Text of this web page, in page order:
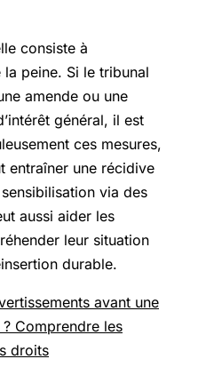
consiste à
peine. Si le tribunal
amende ou une
général, il est
ces mesures,
entraîner une récidive
via des
aussi aider les
leur situation
durable.
avant une
Comprendre les
droits